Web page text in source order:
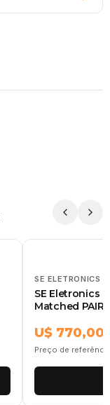
SE ELETRONICS
SE Eletronics
Matched PAIR
U$ 770,00
Preço de referência